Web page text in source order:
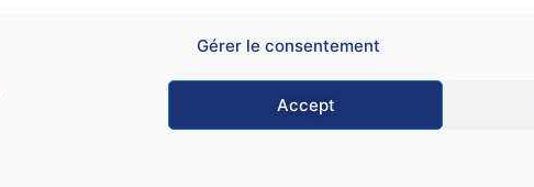
Gérer le consentement
Accept